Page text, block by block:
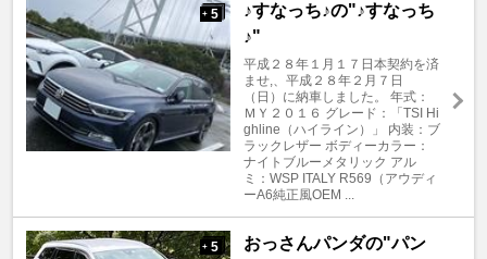
+ 5
♪すなっち♪の"♪すなっち
♪"
平成２８年１月１７日本契約を済
ませ,、平成２８年２月７日
（日）に納車しました。 年式：
ＭＹ２０１６ グレード：「TSI Hi
ghline（ハイライン）」 内装：ブ
ラックレザー ボディーカラー：
ナイトブルーメタリック アル
ミ：WSP ITALY R569（アウディ
ーA6純正風OEM ...
+ 5
おっさんパンダの"パン